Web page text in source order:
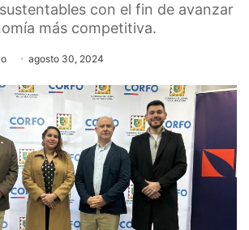
con el fin de avanzar
más competitiva.
agosto 30, 2024